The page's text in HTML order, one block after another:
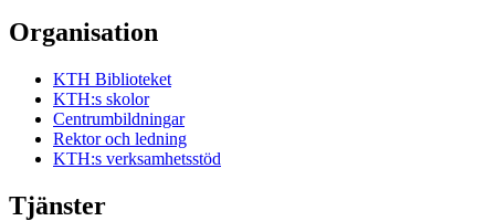
Organisation
KTH Biblioteket
KTH:s skolor
Centrumbildningar
Rektor och ledning
KTH:s verksamhetsstöd
Tjänster